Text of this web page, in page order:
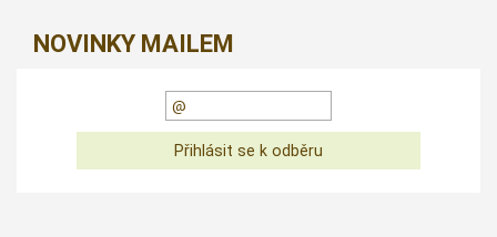
NOVINKY MAILEM